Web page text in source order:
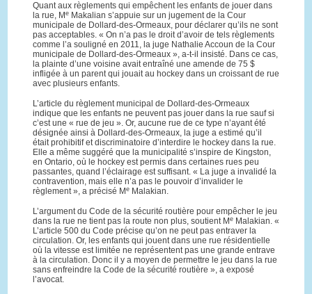
Quant aux règlements qui empêchent les enfants de jouer dans
la rue, M eMakalian s’appuie sur un jugement de la Cour
municipale de Dollard-des-Ormeaux, pour déclarer qu’ils ne sont
pas acceptables. « On n’a pas le droit d’avoir de tels règlements
comme l’a souligné en 2011, la juge Nathalie Accoun de la Cour
municipale de Dollard-des-Ormeaux », a-t-il insisté. Dans ce cas,
la plainte d’une voisine avait entraîné une amende de 75 $
infligée à un parent qui jouait au hockey dans un croissant de rue
avec plusieurs enfants.
L’article du règlement municipal de Dollard-des-Ormeaux
indique que les enfants ne peuvent pas jouer dans la rue sauf si
c’est une « rue de jeu ». Or, aucune rue de ce type n’ayant été
désignée ainsi à Dollard-des-Ormeaux, la juge a estimé qu’il
était prohibitif et discriminatoire d’interdire le hockey dans la rue.
Elle a même suggéré que la municipalité s’inspire de Kingston,
en Ontario, où le hockey est permis dans certaines rues peu
passantes, quand l’éclairage est suffisant. « La juge a invalidé la
contravention, mais elle n’a pas le pouvoir d’invalider le
règlement », a précisé M eMalakian.
L’argument du Code de la sécurité routière pour empêcher le jeu
dans la rue ne tient pas la route non plus, soutient M eMalakian. «
L’article 500 du Code précise qu’on ne peut pas entraver la
circulation. Or, les enfants qui jouent dans une rue résidentielle
où la vitesse est limitée ne représentent pas une grande entrave
à la circulation. Donc il y a moyen de permettre le jeu dans la rue
sans enfreindre la Code de la sécurité routière », a exposé
l’avocat.